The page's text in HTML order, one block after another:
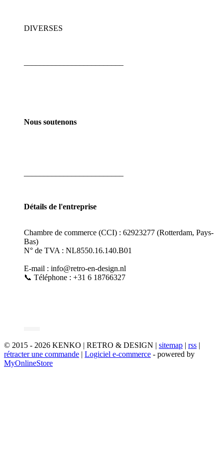
DIVERSES
Nous soutenons
Détails de l'entreprise
Chambre de commerce (CCI) : 62923277 (Rotterdam, Pays-
Bas)
N° de TVA : NL8550.16.140.B01
E-mail : info@retro-en-design.nl
📞 Téléphone : +31 6 18766327
© 2015 - 2026 KENKO | RETRO & DESIGN | sitemap | rss |
rétracter une commande | Logiciel e-commerce - powered by
MyOnlineStore